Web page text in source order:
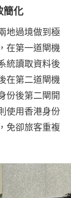
簡化
地過境做到極
在第一道閘機
統讀取資料後
在第二道閘機
份後第二閘開
使用香港身份
免卻旅客重複